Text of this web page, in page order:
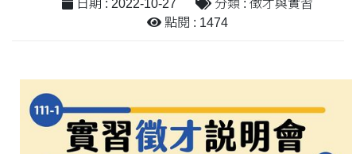
日期 : 2022-10-27
分類 : 徵才與實習
點閱 : 1474